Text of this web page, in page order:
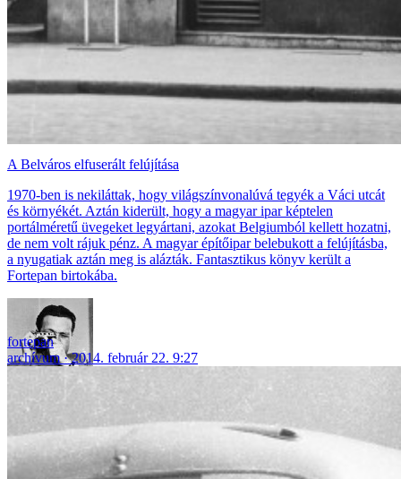
A Belváros elfuserált felújítása
1970-ben is nekiláttak, hogy világszínvonalúvá tegyék a Váci utcát
és környékét. Aztán kiderült, hogy a magyar ipar képtelen
portálméretű üvegeket legyártani, azokat Belgiumból kellett hozatni,
de nem volt rájuk pénz. A magyar építőipar belebukott a felújításba,
a nyugatiak aztán meg is alázták. Fantasztikus könyv került a
Fortepan birtokába.
fortepan
archívum
2014. február 22. 9:27